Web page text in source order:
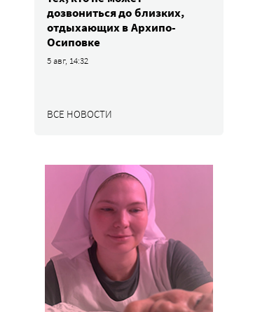
дозвониться до близких,
отдыхающих в Архипо-
Осиповке
5 авг, 14:32
ВСЕ НОВОСТИ